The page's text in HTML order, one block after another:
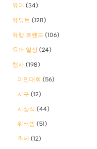
유머 (34)
유튜브 (128)
유행 트렌드 (106)
육아 일상 (24)
행사 (198)
미인대회 (56)
시구 (12)
시상식 (44)
워터밤 (51)
축제 (12)